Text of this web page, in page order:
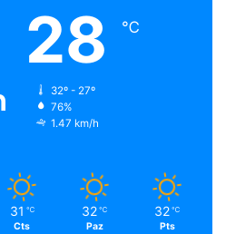
28 ℃
32º - 27º
76%
1.47 km/h
31 ℃
Cts
32 ℃
Paz
32 ℃
Pts